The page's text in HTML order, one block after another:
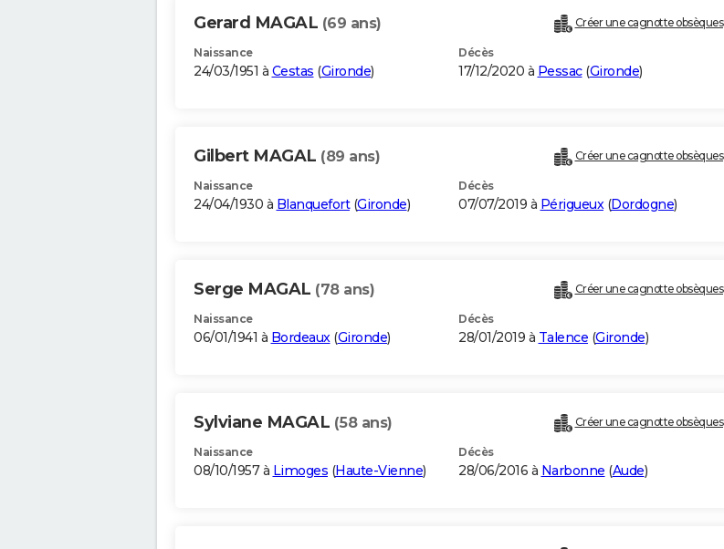
Gerard MAGAL (69 ans) Créer une cagnotte obsèques
Naissance
24/03/1951 à Cestas (Gironde)
Décès
17/12/2020 à Pessac(Gironde)
Gilbert MAGAL (89 ans) Créer une cagnotte obsèques
Naissance
24/04/1930 à Blanquefort(Gironde)
Décès
07/07/2019 à Périgueux(Dordogne)
Serge MAGAL (78 ans) Créer une cagnotte obsèques
Naissance
06/01/1941 à Bordeaux(Gironde)
Décès
28/01/2019 à Talence (Gironde)
Sylviane MAGAL (58 ans) Créer une cagnotte obsèques
Naissance
08/10/1957 à Limoges (Haute-Vienne)
Décès
28/06/2016 à Narbonne (Aude)